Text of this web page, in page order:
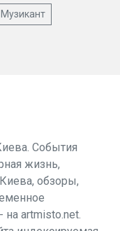
Музикант
События
жизнь,
обзоры,
на artmisto.net.